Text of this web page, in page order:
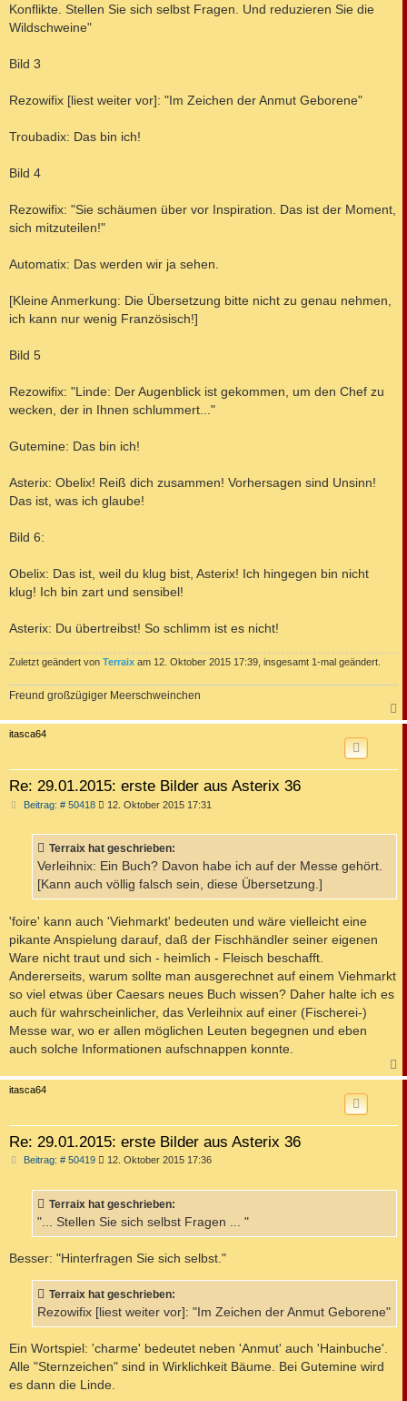
Konflikte. Stellen Sie sich selbst Fragen. Und reduzieren Sie die
Wildschweine"
Bild 3
Rezowifix [liest weiter vor]: "Im Zeichen der Anmut Geborene"
Troubadix: Das bin ich!
Bild 4
Rezowifix: "Sie schäumen über vor Inspiration. Das ist der Moment,
sich mitzuteilen!"
Automatix: Das werden wir ja sehen.
[Kleine Anmerkung: Die Übersetzung bitte nicht zu genau nehmen,
ich kann nur wenig Französisch!]
Bild 5
Rezowifix: "Linde: Der Augenblick ist gekommen, um den Chef zu
wecken, der in Ihnen schlummert..."
Gutemine: Das bin ich!
Asterix: Obelix! Reiß dich zusammen! Vorhersagen sind Unsinn!
Das ist, was ich glaube!
Bild 6:
Obelix: Das ist, weil du klug bist, Asterix! Ich hingegen bin nicht
klug! Ich bin zart und sensibel!
Asterix: Du übertreibst! So schlimm ist es nicht!
Zuletzt geändert von Terraix am 12. Oktober 2015 17:39, insgesamt 1-mal geändert.
Freund großzügiger Meerschweinchen
a
itasca64
Re: 29.01.2015: erste Bilder aus Asterix 36
Beitrag: # 50418B
r
a
12. Oktober 2015 17:31
Terraix hat geschrieben:
Verleihnix: Ein Buch? Davon habe ich auf der Messe gehört.
[Kann auch völlig falsch sein, diese Übersetzung.]
'foire' kann auch 'Viehmarkt' bedeuten und wäre vielleicht eine
pikante Anspielung darauf, daß der Fischhändler seiner eigenen
Ware nicht traut und sich - heimlich - Fleisch beschafft.
Andererseits, warum sollte man ausgerechnet auf einem Viehmarkt
so viel etwas über Caesars neues Buch wissen? Daher halte ich es
auch für wahrscheinlicher, das Verleihnix auf einer (Fischerei-)
Messe war, wo er allen möglichen Leuten begegnen und eben
auch solche Informationen aufschnappen konnte.
a
itasca64
Re: 29.01.2015: erste Bilder aus Asterix 36
Beitrag: # 50419B
r
a
12. Oktober 2015 17:36
Terraix hat geschrieben:
"... Stellen Sie sich selbst Fragen ... "
Besser: "Hinterfragen Sie sich selbst."
Terraix hat geschrieben:
Rezowifix [liest weiter vor]: "Im Zeichen der Anmut Geborene"
Ein Wortspiel: 'charme' bedeutet neben 'Anmut' auch 'Hainbuche'.
Alle "Sternzeichen" sind in Wirklichkeit Bäume. Bei Gutemine wird
es dann die Linde.